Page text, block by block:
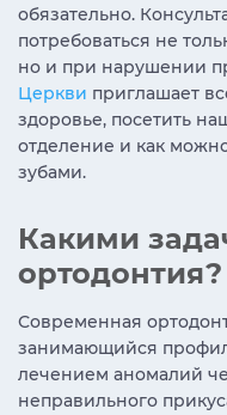
обязательно.
потребоваться не
но и при нарушении
Церкви приглашает
здоровье, посетить
отделение и как
зубами.
Какими
ортодонтия?
Современная
занимающийся
лечением аномалий
неправильного